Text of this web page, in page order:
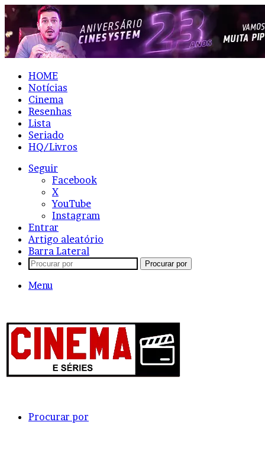
HOME
Notícias
Cinema
Resenhas
Lista
Seriado
HQ/Livros
Seguir
Facebook
X
YouTube
Instagram
Entrar
Artigo aleatório
Barra Lateral
Procurar por
Menu
Procurar por